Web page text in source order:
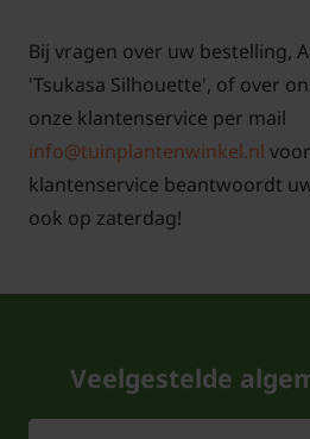
Bij vragen over uw bestelling,
'Tsukasa Silhouette', of over
onze klantenservice per mail
info@tuinplantenwinkel.nl
klantenservice beantwoordt
ook op zaterdag!
Veelgestelde